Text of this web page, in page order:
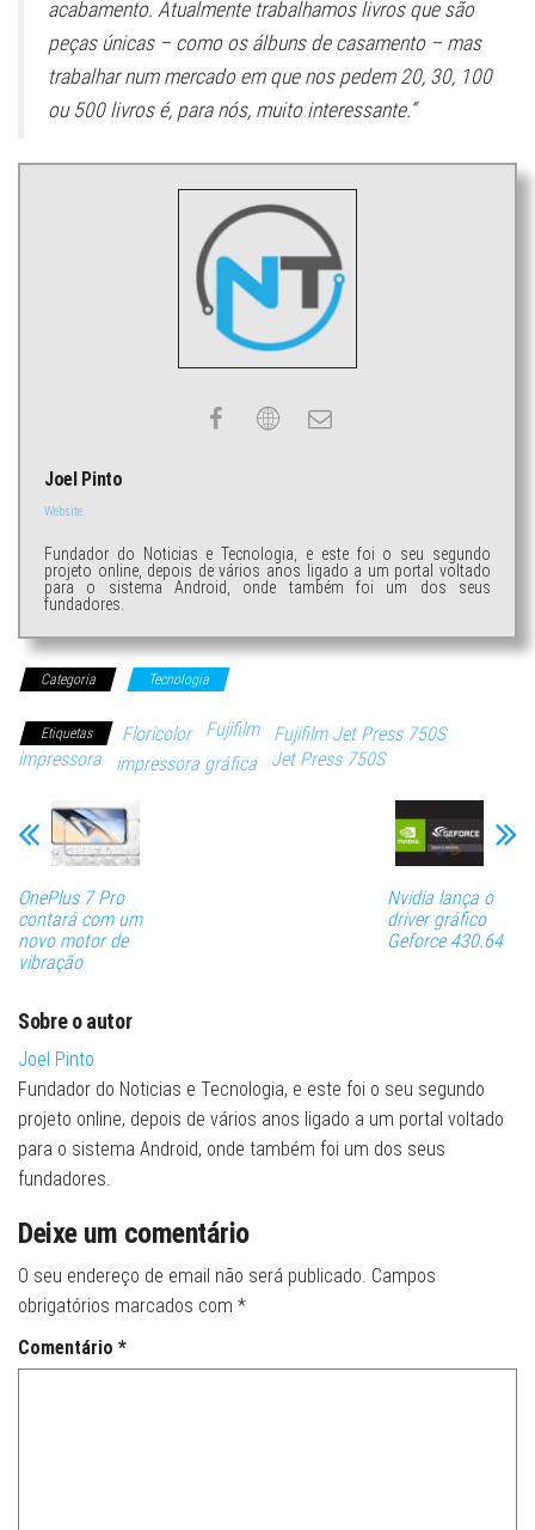
acabamento. Atualmente trabalhamos livros que são
peças únicas – como os álbuns de casamento – mas
trabalhar num mercado em que nos pedem 20, 30, 100
ou 500 livros é, para nós, muito interessante.“
Joel Pinto
Website
Fundador do Noticias e Tecnologia, e este foi o seu segundo
projeto online, depois de vários anos ligado a um portal voltado
para o sistema Android, onde também foi um dos seus
fundadores.
Categoria Tecnologia
Etiquetas Floricolor Fujifilm
Fujifilm Jet Press 750S
impressora
impressora gráfica Jet Press 750S
OnePlus 7 Pro
contará com um
novo motor de
vibração
Nvidia lança o
driver gráfico
Geforce 430.64
Sobre o autor
Joel Pinto
Fundador do Noticias e Tecnologia, e este foi o seu segundo
projeto online, depois de vários anos ligado a um portal voltado
para o sistema Android, onde também foi um dos seus
fundadores.
Deixe um comentário
O seu endereço de email não será publicado. Campos
obrigatórios marcados com *
Comentário *